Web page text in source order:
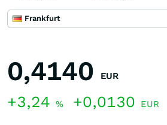
Frankfurt
0,4140 EUR
+3,24 % +0,0130 EUR